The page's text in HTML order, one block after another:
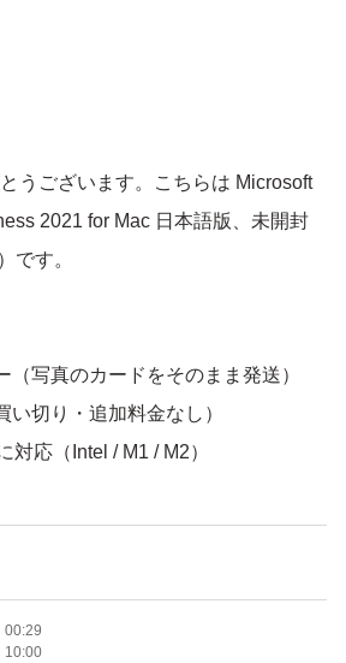
うございます。こちらは Microsoft
2021 for Mac 日本語版、未開封
です。
（写真のカードをそのまま発送）
い切り・追加料金なし）
対応（Intel / M1 / M2）
にインストールできます
でご利用いただけます。
インストール・認証をお願いいたし
00:29
10:00